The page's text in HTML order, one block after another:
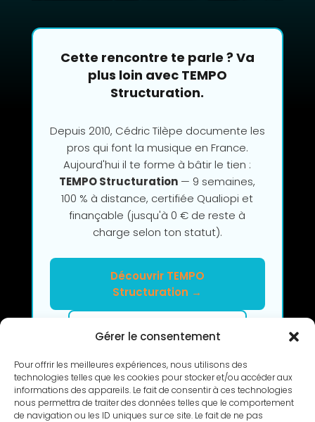
Gérer le consentement
Pour offrir les meilleures expériences, nous utilisons des
technologies telles que les cookies pour stocker et/ou accéder aux
informations des appareils. Le fait de consentir à ces technologies
nous permettra de traiter des données telles que le comportement
de navigation ou les ID uniques sur ce site. Le fait de ne pas
Cette rencontre te parle ? Va
plus loin avec TEMPO
Structuration.
Depuis 2010, Cédric Tilèpe documente les
pros qui font la musique en France.
Aujourd'hui il te forme à bâtir le tien :
TEMPO Structuration — 9 semaines,
100 % à distance, certifiée Qualiopi et
finançable (jusqu'à 0 € de reste à
charge selon ton statut).
Découvrir TEMPO
Structuration →
Clarifier mon projet en 2h